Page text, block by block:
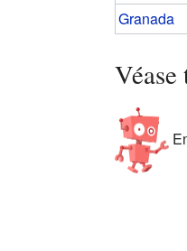
Granada
Véase